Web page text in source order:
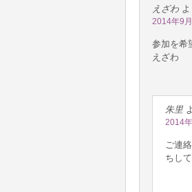
えざわ
2014年9
参加を希
えざわ
朱里
2014
ご連
ちし